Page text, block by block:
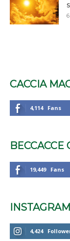
CACCIA
4,114 Fans
BECCACCE
19,449 Fans
INSTAGRAM
4,424